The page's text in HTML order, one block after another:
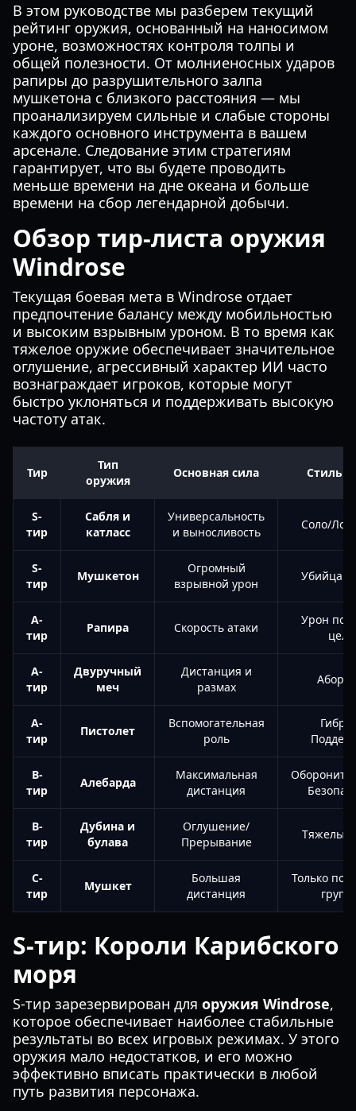
В этом руководстве мы разберем текущий
рейтинг оружия, основанный на наносимом
уроне, возможностях контроля толпы и
общей полезности. От молниеносных ударов
рапиры до разрушительного залпа
мушкетона с близкого расстояния — мы
проанализируем сильные и слабые стороны
каждого основного инструмента в вашем
арсенале. Следование этим стратегиям
гарантирует, что вы будете проводить
меньше времени на дне океана и больше
времени на сбор легендарной добычи.
Обзор тир-листа оружия
Windrose
Текущая боевая мета в Windrose отдает
предпочтение балансу между мобильностью
и высоким взрывным уроном. В то время как
тяжелое оружие обеспечивает значительное
оглушение, агрессивный характер ИИ часто
вознаграждает игроков, которые могут
быстро уклоняться и поддерживать высокую
частоту атак.
Тир
Тип
оружия
Основная сила Стиль
S-
тир
Сабля и
катласс
Универсальность
и выносливость
Соло/
S-
тир
Мушкетон
Огромный
взрывной урон
Убийца
A-
тир
Рапира Скорость атаки
Урон по
цели
A-
тир
Двуручный
меч
Дистанция и
размах
A-
тир
Пистолет
Вспомогательная
роль
B-
тир
Алебарда
Максимальная
дистанция
B-
тир
Дубина и
булава
Оглушение/
Прерывание
C-
тир
Мушкет
Большая
дистанция
Только
S-тир: Короли Карибского
моря
S-тир зарезервирован для оружия Windrose,
которое обеспечивает наиболее стабильные
результаты во всех игровых режимах. У этого
оружия мало недостатков, и его можно
эффективно вписать практически в любой
путь развития персонажа.